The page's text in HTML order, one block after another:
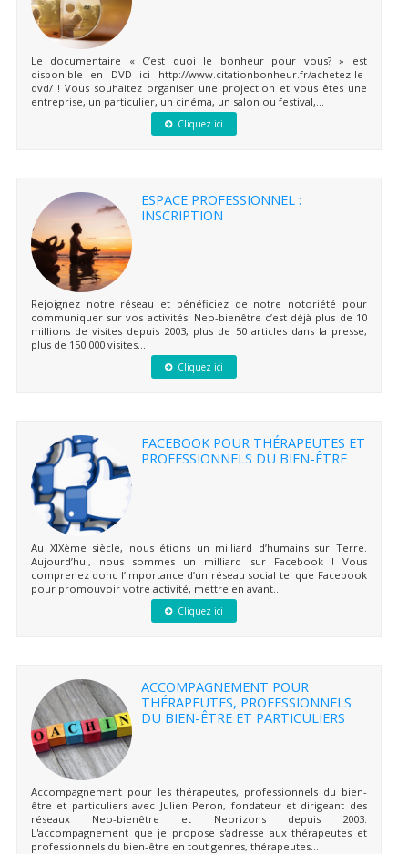
Le documentaire « C’est quoi le bonheur pour vous? » est
disponible en DVD ici http://www.citationbonheur.fr/achetez-le-
dvd/ ! Vous souhaitez organiser une projection et vous êtes une
entreprise, un particulier, un cinéma, un salon ou festival,...
Cliquez ici
ESPACE PROFESSIONNEL :
INSCRIPTION
Rejoignez notre réseau et bénéficiez de notre notoriété pour
communiquer sur vos activités. Neo-bienêtre c’est déjà plus de 10
millions de visites depuis 2003, plus de 50 articles dans la presse,
plus de 150 000 visites...
Cliquez ici
FACEBOOK POUR THÉRAPEUTES ET
PROFESSIONNELS DU BIEN-ÊTRE
Au XIXème siècle, nous étions un milliard d’humains sur Terre.
Aujourd’hui, nous sommes un milliard sur Facebook ! Vous
comprenez donc l’importance d’un réseau social tel que Facebook
pour promouvoir votre activité, mettre en avant...
Cliquez ici
ACCOMPAGNEMENT POUR
THÉRAPEUTES, PROFESSIONNELS
DU BIEN-ÊTRE ET PARTICULIERS
Accompagnement pour les thérapeutes, professionnels du bien-
être et particuliers avec Julien Peron, fondateur et dirigeant des
réseaux Neo-bienêtre et Neorizons depuis 2003.
L'accompagnement que je propose s'adresse aux thérapeutes et
professionnels du bien-être en tout genres, thérapeutes...